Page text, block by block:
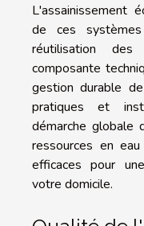
L'assainissement
de ces
réutilisation
composante
gestion durable
pratiques et
démarche globale
ressources en
efficaces pour
votre domicile.